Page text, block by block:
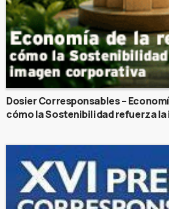
Dosier Corresponsables –
cómo la Sostenibilidad refuerza